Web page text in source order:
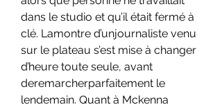
dans le studio et qu’il était fermé à
clé. Lamontre d’unjournaliste venu
sur le plateau s’est mise à changer
d’heure toute seule, avant
deremarcherparfaitement le
lendemain. Quant à Mckenna